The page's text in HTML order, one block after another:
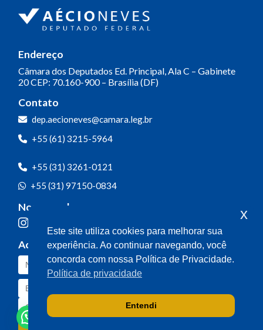
Endereço
Câmara dos Deputados Ed. Principal, Ala C – Gabinete
20CEP: 70.160-900 – Brasília (DF)
Contato
dep.aecioneves@camara.leg.br
+55 (61) 3215-5964
+55 (31) 3261-0121
+55 (31) 97150-0834
Nossas redes
Acompanhe o meu mandato
Olá! Seja bem-vindo(a).
com o gabinete do Deputado Aécio
Neves.
para nós!
Ao clicar para iniciar o contato pelo WhatsApp, você
concorda que seus dados serão utilizados exclusivamente
para atendimento relacionado às demandas, sugestões ou
informações referentes ao mandato do Deputado Aécio
Neves. Seus dados serão tratados com sigilo e não serão
compartilhados com terceiros.
Este site utiliza cookies para melhorar sua
experiência. Ao continuar navegando, você
concorda com nossa Política de Privacidade.
Política de privacidade
Entendi
x